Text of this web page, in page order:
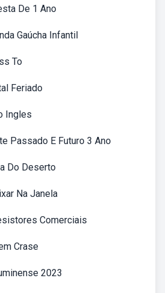
De 1 Ano
Gaúcha Infantil
To
Feriado
Ingles
Passado E Futuro 3 Ano
Do Deserto
Na Janela
Comerciais
Crase
2023